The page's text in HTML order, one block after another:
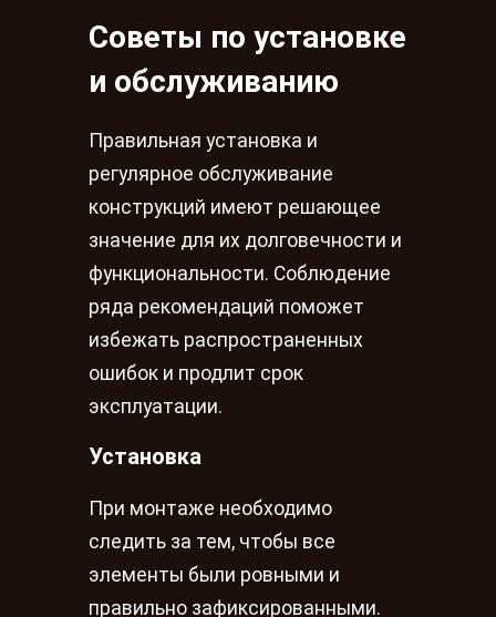
Советы по установке
и обслуживанию
Правильная установка и
регулярное обслуживание
конструкций имеют решающее
значение для их долговечности и
функциональности. Соблюдение
ряда рекомендаций поможет
избежать распространенных
ошибок и продлит срок
эксплуатации.
Установка
При монтаже необходимо
следить за тем, чтобы все
элементы были ровными и
правильно зафиксированными.